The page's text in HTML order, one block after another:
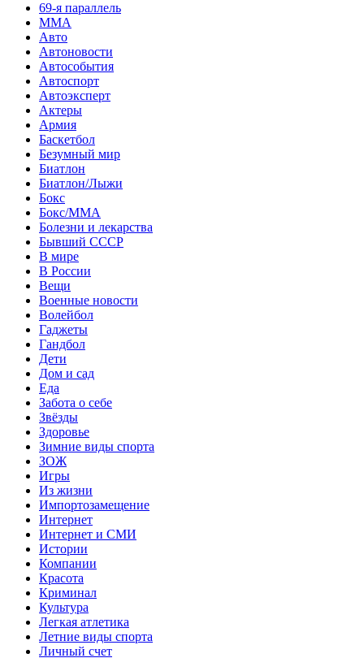
69-я параллель
MMA
Авто
Автоновости
Автособытия
Автоспорт
Автоэксперт
Актеры
Армия
Баскетбол
Безумный мир
Биатлон
Биатлон/Лыжи
Бокс
Бокс/MMA
Болезни и лекарства
Бывший СССР
В мире
В России
Вещи
Военные новости
Волейбол
Гаджеты
Гандбол
Дети
Дом и сад
Еда
Забота о себе
Звёзды
Здоровье
Зимние виды спорта
ЗОЖ
Игры
Из жизни
Импортозамещение
Интернет
Интернет и СМИ
Истории
Компании
Красота
Криминал
Культура
Легкая атлетика
Летние виды спорта
Личный счет